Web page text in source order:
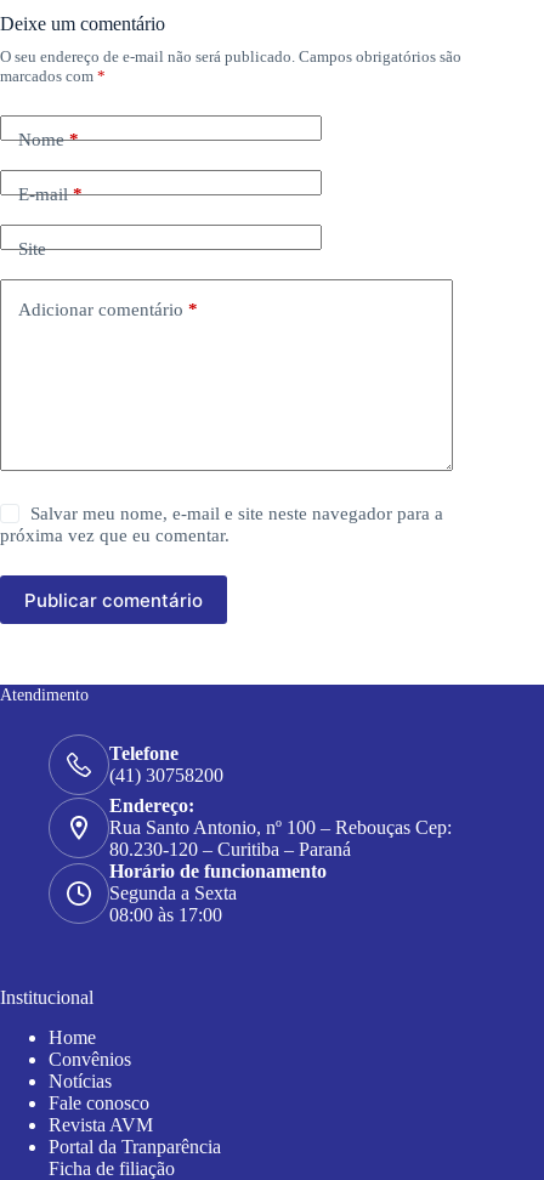
Deixe um comentário
O seu endereço de e-mail não será publicado. Campos obrigatórios são
marcados com *
Nome*
E-mail*
Site
Adicionar comentário *
Salvar meu nome, e-mail e site neste navegador para a
próxima vez que eu comentar.
Publicar comentário
Atendimento
Telefone
(41) 30758200
Endereço:
Rua Santo Antonio, nº 100 – Rebouças Cep:
80.230-120 – Curitiba – Paraná
Horário de funcionamento
Segunda a Sexta
08:00 às 17:00
Institucional
Home
Convênios
Notícias
Fale conosco
Revista AVM
Portal da Tranparência
Ficha de filiação